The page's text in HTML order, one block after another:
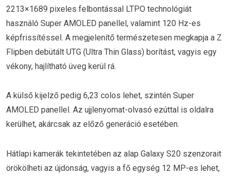
2213×1689 pixeles felbontással LTPO technológiát
használó Super AMOLED panellel, valamint 120 Hz-es
képfrissítéssel. A megjelenítő természetesen megkapja a Z
Flipben debütált UTG (Ultra Thin Glass) borítást, vagyis egy
vékony, hajlítható üveg kerül rá.
A külső kijelző pedig 6,23 colos lehet, szintén Super
AMOLED panellel. Az ujjlenyomat-olvasó ezúttal is oldalra
kerülhet, akárcsak az előző generáció esetében.
Hátlapi kamerák tekintetében az alap Galaxy S20 szenzorait
örökölheti az újdonság, vagyis a fő egység 12 MP-es lehet,